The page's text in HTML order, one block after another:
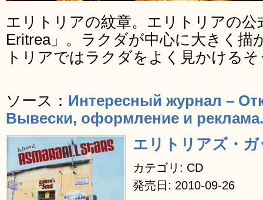
エリトリアの紋章。エリトリアの公
Eritrea」。ラクダが中心に大きく描
トリアではラクダをよく見かける
ソース： Интересный журнал –
Вывески, оформление и реклама.
エリトリアズ・
カテゴリ: CD
発売日: 2010-09-26